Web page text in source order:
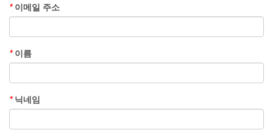
*이메일 주소
*이름
*닉네임